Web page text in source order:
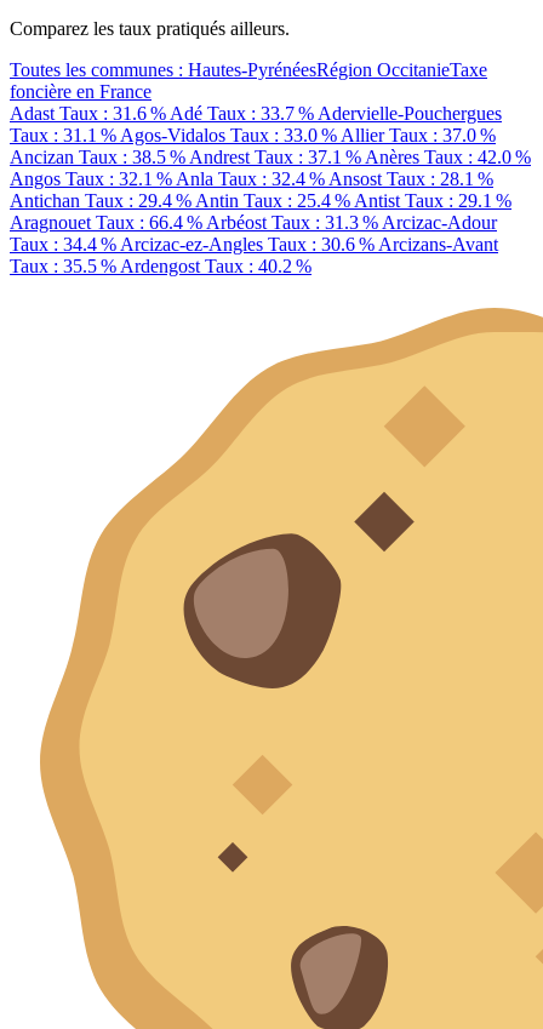
Comparez les taux pratiqués ailleurs.
Toutes les communes : Hautes-PyrénéesRégion OccitanieTaxe
foncière en France
Adast Taux : 31.6 % Adé Taux : 33.7 % Adervielle-Pouchergues
Taux : 31.1 % Agos-Vidalos Taux : 33.0 % AllierTaux : 37.0 %
Ancizan Taux : 38.5 % Andrest Taux : 37.1 % Anères Taux : 42.0 %
Angos Taux : 32.1 % Anla Taux : 32.4 % Ansost Taux : 28.1 %
Antichan Taux : 29.4 % Antin Taux : 25.4 % Antist Taux : 29.1 %
Aragnouet Taux : 66.4 % Arbéost Taux : 31.3 % Arcizac-Adour
Taux : 34.4 % Arcizac-ez-Angles Taux : 30.6 % Arcizans-Avant
Taux : 35.5 % Ardengost Taux : 40.2 %